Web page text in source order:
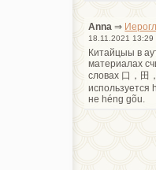
Anna ⇒
18.11.2021 13:29
Китайцыы в
материалах
словах 口，田
используется
не héng gõu.